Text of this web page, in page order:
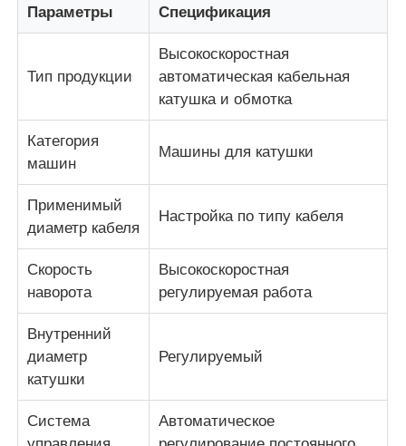
линия штранг-прессования провода
машина садить на мель провода
Машина для двойного скручивания
Бронированная машина
Упаковочная машина
Одиночная машина извива
кабельная машина
Параметры Спецификация
Тип продукции
Высокоскоростная
автоматическая кабельная
катушка и обмотка
Категория
машин
Машины для катушки
Применимый
диаметр кабеля
Настройка по типу кабеля
Скорость
наворота
Высокоскоростная
регулируемая работа
Внутренний
диаметр
катушки
Регулируемый
Система
Автоматическое